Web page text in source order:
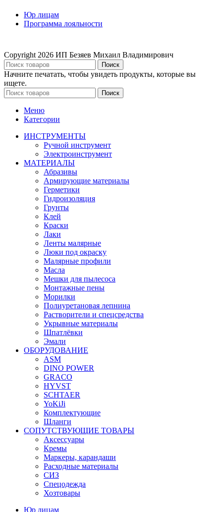
Юр лицам
Программа лояльности
Copyright 2026 ИП Безяев Михаил Владимирович
Поиск
Начните печатать, чтобы увидеть продукты, которые вы
ищете.
Поиск
Меню
Категории
ИНСТРУМЕНТЫ
Ручной инструмент
Электроинструмент
МАТЕРИАЛЫ
Абразивы
Армирующие материалы
Герметики
Гидроизоляция
Грунты
Клей
Краски
Лаки
Ленты малярные
Люки под окраску
Малярные профили
Масла
Мешки для пылесоса
Монтажные пены
Морилки
Полиуретановая лепнина
Растворители и спецсредства
Укрывные материалы
Шпатлёвки
Эмали
ОБОРУДОВАНИЕ
ASM
DINO POWER
GRACO
HYVST
SCHTAER
YoKiJi
Комплектующие
Шланги
СОПУТСТВУЮЩИЕ ТОВАРЫ
Аксессуары
Кремы
Маркеры, карандаши
Расходные материалы
СИЗ
Спецодежда
Хозтовары
Юр лицам